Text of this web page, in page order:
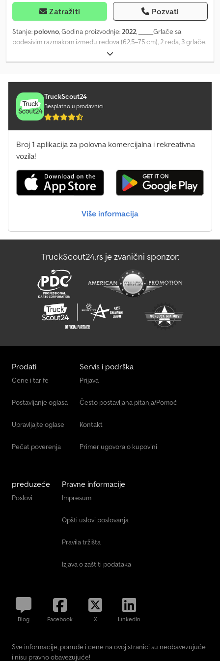
Ireneusz Wardenga, dostupan i putem WhatsApp-a
Zatražiti Pozvati
Stanje: polovno, Godina proizvodnje:2022, _____Grlače sa
podesivim razmakom između redova (62,5–75 cm), 2 reda, 3 grlače,
radna dubina 7–10 cm, potrebna snaga 24 KS, sa negujućom
drljačom -, mesto skladištenja: 17094 Pragsdorf Cjdpfx Adsi In
TruckScout24
Besplatno u prodavnici
Broj 1 aplikacija za polovna komercijalna i rekreativna
vozila!
Više informacija
TruckScout24.rs je zvanični sponzor:
Prodati
Cene i tarife
Postavljanje oglasa
Upravljajte oglase
Pečat poverenja
Servis i podrška
Prijava
Često postavljana pitanja/Pomoć
Kontakt
Primer ugovora o kupovini
preduzeće
Poslovi
Pravne informacije
Impresum
Opšti uslovi poslovanja
Pravila tržišta
Izjava o zaštiti podataka
Blog Facebook X LinkedIn
Sve informacije, ponude i cene na ovoj stranici su neobavezujuće
i nisu pravno obavezujuće!